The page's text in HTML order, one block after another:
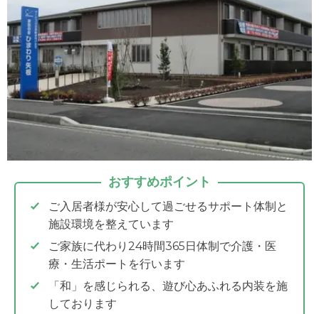
おすすめポイント
ご入居者様が安心して過ごせるサポート体制と
施設環境を整えています
ご家族に代わり24時間365日体制で介護・医
療・生活ポートを行います
「和」を感じられる、遊び心あふれる内装を施
しております